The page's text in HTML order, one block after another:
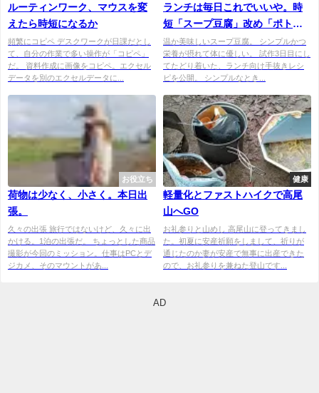
ルーティンワーク、マウスを変
えたら時短になるか
頻繁にコピペ デスクワークが日課だとし
て、自分の作業で多い操作が「コピペ」
だ。 資料作成に画像をコピペ。エクセル
データを別のエクセルデータに...
ランチは毎日これでいいや。時
短「スープ豆腐」改め「ポトー
フ」
温か美味しいスープ豆腐。 シンプルかつ
栄養が摂れて体に優しい。 試作3日目にし
てたどり着いた、ランチ向け手抜きレシ
ピを公開。 シンプルなとき...
お役立ち
荷物は少なく、小さく。本日出
張。
久々の出張 旅行ではないけど、久々に出
かける。1泊の出張だ。 ちょっとした商品
撮影が今回のミッション。仕事はPCとデ
ジカメ、そのマウントがあ...
健康
軽量化とファストハイクで高尾
山へGO
お礼参りと山めし 高尾山に登ってきまし
た。初夏に安産祈願をしまして、祈りが
通じたのか妻が安産で無事に出産できた
ので、お礼参りを兼ねた登山です...
AD